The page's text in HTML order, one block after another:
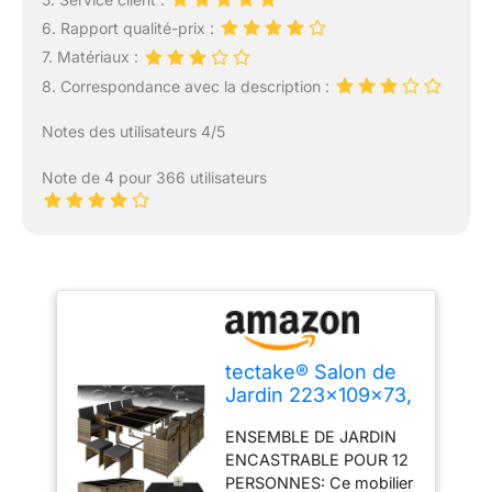
6. Rapport qualité-prix :
7. Matériaux :
8. Correspondance avec la description :
Notes des utilisateurs 4/5
Note de 4 pour 366 utilisateurs
tectake® Salon de
Jardin 223x109x73,
Places, résine
tressée
ENSEMBLE DE JARDIN
ENCASTRABLE POUR 12
PERSONNES: Ce mobilier